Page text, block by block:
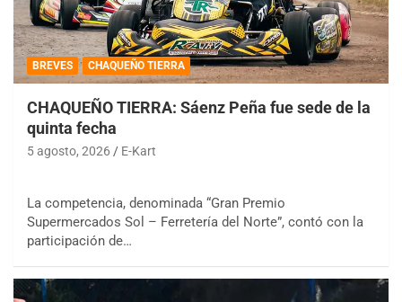
BREVES CHAQUEÑO TIERRA
CHAQUEÑO TIERRA: Sáenz Peña fue sede de la
quinta fecha
5 agosto, 2026 E-Kart
La competencia, denominada “Gran Premio
Supermercados Sol – Ferretería del Norte”, contó con la
participación de…